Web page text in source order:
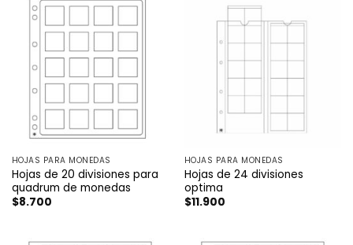
HOJAS PARA MONEDAS
Hojas de 20 divisiones para
quadrum de monedas
$8.700
HOJAS PARA MONEDAS
Hojas de 24 divisiones
optima
$11.900